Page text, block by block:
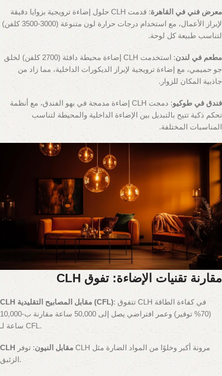
معرض فني في القاهرة
: قدمت CLH حلول إضاءة ترويجية بزوايا دقيقة
لإبراز الأعمال، مع استخدام درجات حرارة لون متنوعة (3000-3500 كلفن)
لتناسب طبيعة كل لوحة.
مطعم في لندن
: استخدمت CLH إضاءة محيطة دافئة (2700 كلفن) لخلق
جو حميمي، مع إضاءة ترويجية لإبراز الديكورات الداخلية، مما زاد من
جاذبية المكان للزوار.
فندق في طوكيو
: دمجت CLH إضاءة مدمجة في بهو الفندق، مع أنظمة
تحكم ذكية تتيح بالتبديل بين الإضاءة الداخلية والمحيطة لتناسب
المناسبات المختلفة.
مقارنة تقنيات الإضاءة: تفوق CLH
CLH مقابل المصابيح التقليدية (CFL): تتفوق CLH في كفاءة الطاقة
(70% توفير) وعمر افتراضي يصل إلى 50,000 ساعة مقارنة ب-10,000
ساعة لـ CFL.
CLH مقابل النيون: توفر CLH مرونة أكبر وخلوًا من المواد الضارة مثل
الزئبق.